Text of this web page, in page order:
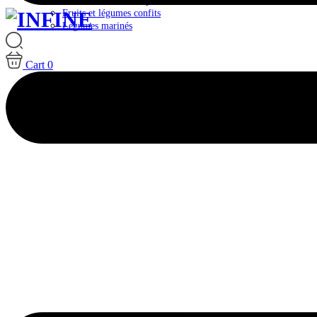
Fruits et légumes confits
Légumes marinés
Cart 0